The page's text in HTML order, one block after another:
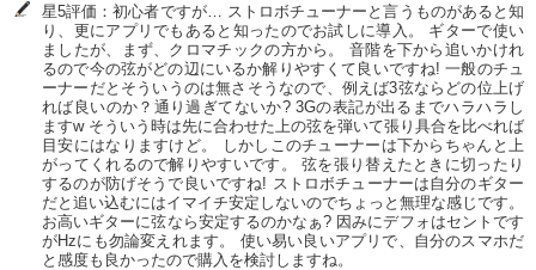
星5評価：初心者ですが… ストロボチューナーと言うものがあると知
り、更にアプリでもあると知ったのでお試しに導入。 ギターで使い
ましたが、まず、クロマチックの方から。 音階を下から追いかけれ
るので今の弦がどの辺にいるか解りやすくて良いですね! 一般のチュ
ーナーだとそういうのは無さそうなので、例えば3弦ならどの位上げ
れば良いのか？通り過ぎてないか? 3Gの表記が出るまでハラハラし
ますw そういう時は先に合わせた上の弦を弾いて張り具合を比べれば
目安にはなりますけど。 しかしこのチューナーは下からちゃんと上
がってくれるので解りやすいです。 弦を張り替えたときに切ったり
するのが防げそうで良いですね! ストロボチューナーは自分のギター
だと追い込むにはイマイチ安定しないのでちょっと無理な感じです。
お高いギターに弦なら安定するのかなぁ? 因みにデフォはセントです
がHzにも勿論変えれます。 使い易い良いアプリで、自分のスマホだ
と感度も良かったので購入を検討しますね。